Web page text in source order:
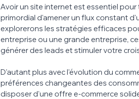
Avoir un site internet est essentiel
primordial d'amener un flux constant
explorerons les stratégies efficaces
entreprise ou une grande entreprise,
générer des leads et stimuler votre
D'autant plus avec l'évolution du
préférences changeantes des
disposer d'une offre e-commerce